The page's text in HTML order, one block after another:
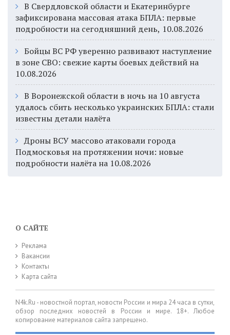
В Свердловской области и Екатеринбурге
зафиксирована массовая атака БПЛА: первые
подробности на сегодняшний день, 10.08.2026
Бойцы ВС РФ уверенно развивают наступление
в зоне СВО: свежие карты боевых действий на
10.08.2026
В Воронежской области в ночь на 10 августа
удалось сбить несколько украинских БПЛА: стали
известны детали налёта
Дроны ВСУ массово атаковали города
Подмосковья на протяжении ночи: новые
подробности налёта на 10.08.2026
О САЙТЕ
Реклама
Вакансии
Контакты
Карта сайта
N4k.Ru - новостной портал, новости России и мира 24 часа в сутки,
обзор последних новостей в России и мире. 18+. Любое
копирование материалов сайта запрещено.